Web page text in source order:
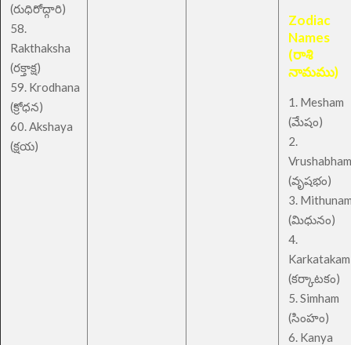
(రుధిరోద్గారి)
58.
Rakthaksha
(రక్తాక్ష)
59. Krodhana
(క్రోధన)
60. Akshaya
(క్షయ)
Zodiac
Names
(రాశి
నామము)
1. Mesham
(మేషం)
2.
Vrushabham
(వృషభం)
3.
(మిధునం)
4.
Karkatakam
(కర్కాటకం)
5. Simham
(సింహం)
6. Kanya